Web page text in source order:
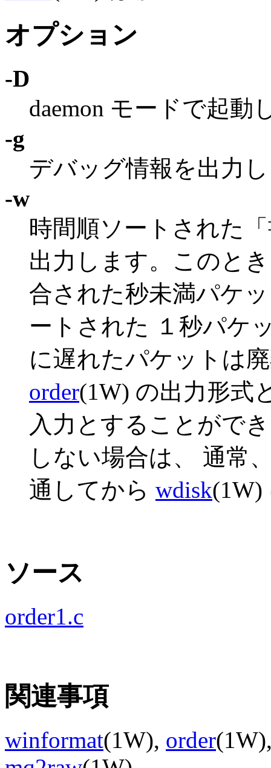
オプション
-D
daemon モードで起動
-g
デバッグ情報を出力
-w
時間順ソートされた
出力します。このと
合された秒未満パケ
ートされた １秒パケ
に遅れたパケットは
order(1W) の出力形式
入力とすることがで
しない場合は、 通常
通してから wdisk(1W)
ソース
order1.c
関連事項
winformat(1W), order